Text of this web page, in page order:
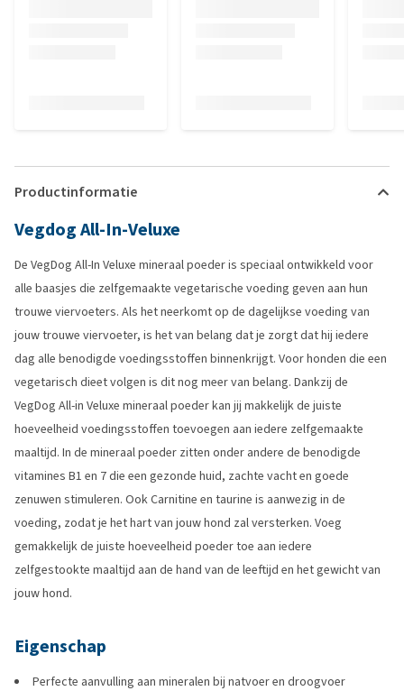
Productinformatie
Vegdog All-In-Veluxe
De VegDog All-In Veluxe mineraal poeder is speciaal ontwikkeld voor
alle baasjes die zelfgemaakte vegetarische voeding geven aan hun
trouwe viervoeters. Als het neerkomt op de dagelijkse voeding van
jouw trouwe viervoeter, is het van belang dat je zorgt dat hij iedere
dag alle benodigde voedingsstoffen binnenkrijgt. Voor honden die een
vegetarisch dieet volgen is dit nog meer van belang. Dankzij de
VegDog All-in Veluxe mineraal poeder kan jij makkelijk de juiste
hoeveelheid voedingsstoffen toevoegen aan iedere zelfgemaakte
maaltijd. In de mineraal poeder zitten onder andere de benodigde
vitamines B1 en 7 die een gezonde huid, zachte vacht en goede
zenuwen stimuleren. Ook Carnitine en taurine is aanwezig in de
voeding, zodat je het hart van jouw hond zal versterken. Voeg
gemakkelijk de juiste hoeveelheid poeder toe aan iedere
zelfgestookte maaltijd aan de hand van de leeftijd en het gewicht van
jouw hond.
Eigenschap
Perfecte aanvulling aan mineralen bij natvoer en droogvoer